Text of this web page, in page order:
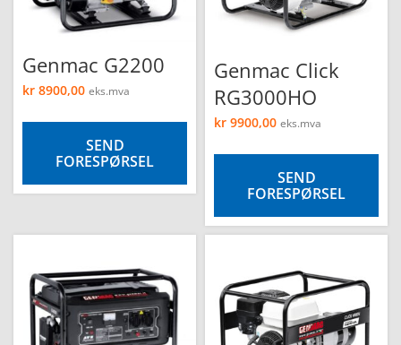
Genmac G2200
kr 8900,00 eks.mva
SEND
FORESPØRSEL
Genmac Click
RG3000HO
kr 9900,00 eks.mva
SEND
FORESPØRSEL